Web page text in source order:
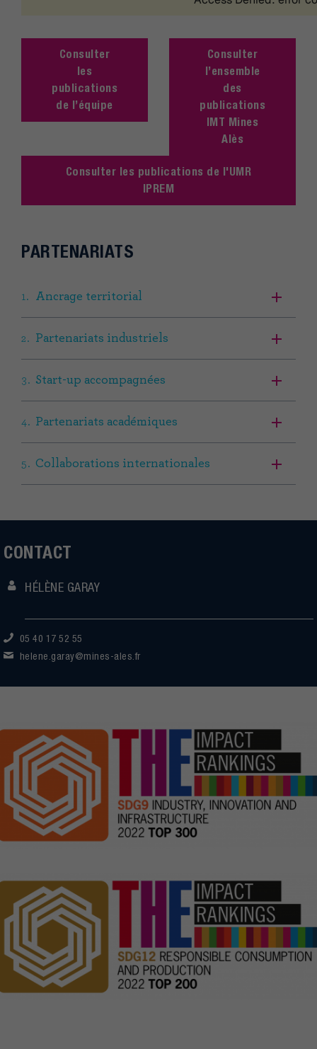
Consulter
les
publications
de l’équipe
Consulter
l’ensemble
des
publications
IMT Mines
Alès
Consulter les publications de l'UMR
IPREM
PARTENARIATS
Ancrage territorial
Partenariats industriels
Start-up accompagnées
Partenariats académiques
Collaborations internationales
CONTACT
HÉLÈNE GARAY
05 40 17 52 55
helene.garay@mines-ales.fr